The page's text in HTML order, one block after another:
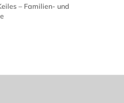
– Familien- und